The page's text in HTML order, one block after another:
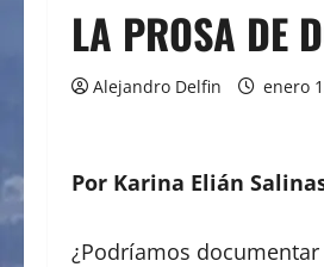
LA PROSA DE
Alejandro Delfin enero
Por Karina Elián
¿Podríamos